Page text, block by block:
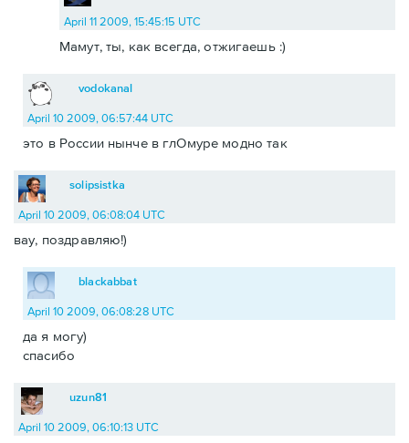
April 11 2009, 15:45:15 UTC
Мамут, ты, как всегда, отжигаешь :)
vodokanal
April 10 2009, 06:57:44 UTC
это в России нынче в глОмуре модно так
solipsistka
April 10 2009, 06:08:04 UTC
вау, поздравляю!)
blackabbat
April 10 2009, 06:08:28 UTC
да я могу)
спасибо
uzun81
April 10 2009, 06:10:13 UTC